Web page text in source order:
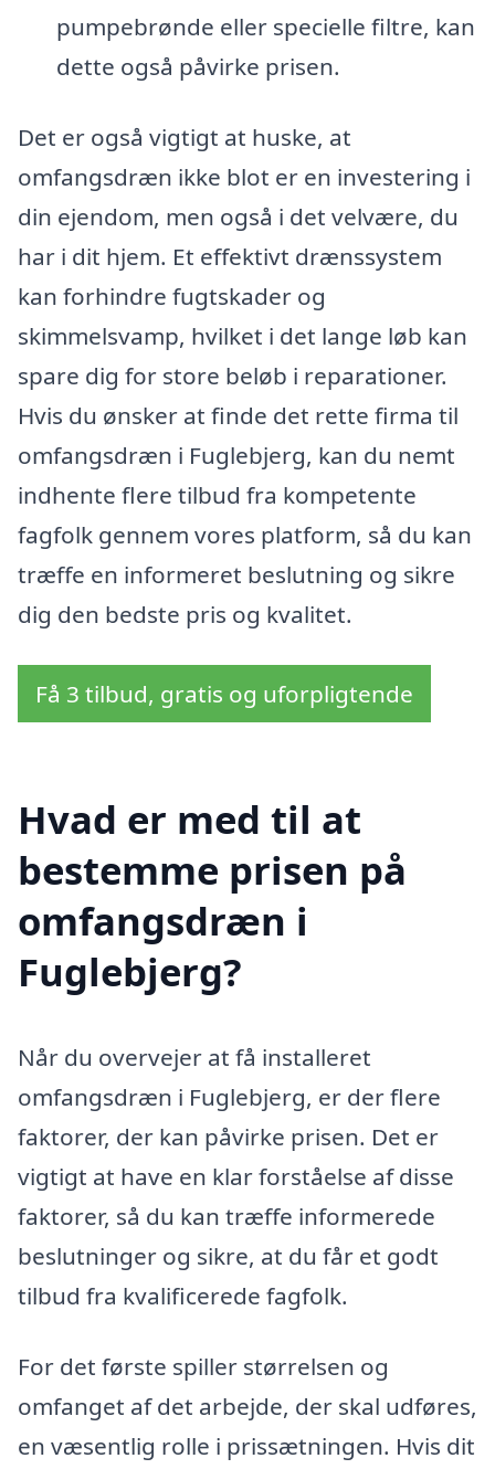
pumpebrønde eller specielle filtre, kan
dette også påvirke prisen.
Det er også vigtigt at huske, at
omfangsdræn ikke blot er en investering i
din ejendom, men også i det velvære, du
har i dit hjem. Et effektivt drænssystem
kan forhindre fugtskader og
skimmelsvamp, hvilket i det lange løb kan
spare dig for store beløb i reparationer.
Hvis du ønsker at finde det rette firma til
omfangsdræn i Fuglebjerg, kan du nemt
indhente flere tilbud fra kompetente
fagfolk gennem vores platform, så du kan
træffe en informeret beslutning og sikre
dig den bedste pris og kvalitet.
Få 3 tilbud, gratis og uforpligtende
Hvad er med til at
bestemme prisen på
omfangsdræn i
Fuglebjerg?
Når du overvejer at få installeret
omfangsdræn i Fuglebjerg, er der flere
faktorer, der kan påvirke prisen. Det er
vigtigt at have en klar forståelse af disse
faktorer, så du kan træffe informerede
beslutninger og sikre, at du får et godt
tilbud fra kvalificerede fagfolk.
For det første spiller størrelsen og
omfanget af det arbejde, der skal udføres,
en væsentlig rolle i prissætningen. Hvis dit